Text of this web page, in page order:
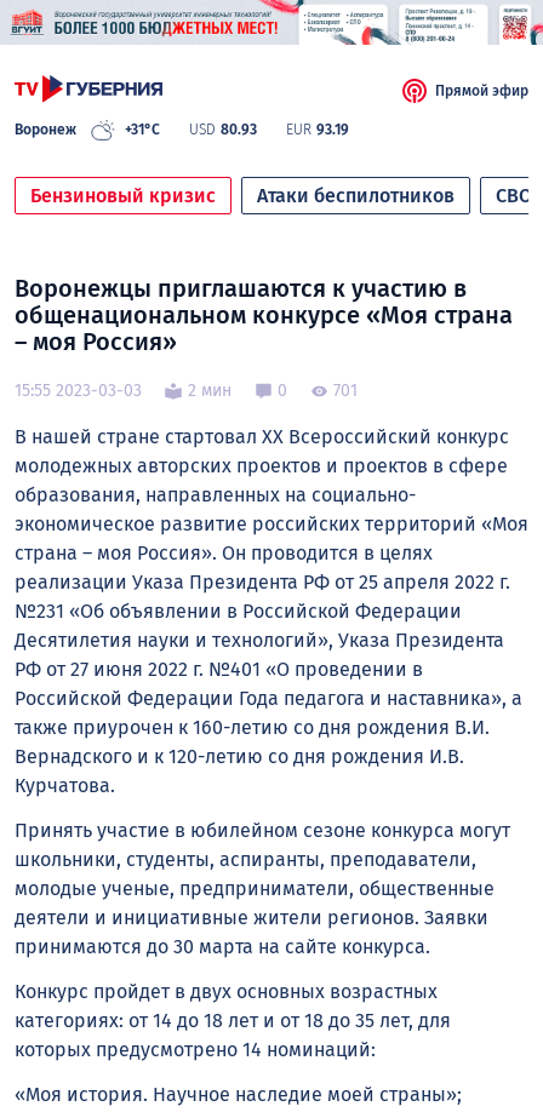
Воронеж +31°C USD 80.93 EUR 93.19
Прямой эфир
Бензиновый кризис Атаки беспилотников СВО
Воронежцы приглашаются к участию в
общенациональном конкурсе «Моя страна
– моя Россия»
15:55 2023-03-03 2 мин 0 701
В нашей стране стартовал XX Всероссийский конкурс
молодежных авторских проектов и проектов в сфере
образования, направленных на социально-
экономическое развитие российских территорий «Моя
страна – моя Россия». Он проводится в целях
реализации Указа Президента РФ от 25 апреля 2022 г.
№231 «Об объявлении в Российской Федерации
Десятилетия науки и технологий», Указа Президента
РФ от 27 июня 2022 г. №401 «О проведении в
Российской Федерации Года педагога и наставника», а
также приурочен к 160-летию со дня рождения В.И.
Вернадского и к 120-летию со дня рождения И.В.
Курчатова.
Принять участие в юбилейном сезоне конкурса могут
школьники, студенты, аспиранты, преподаватели,
молодые ученые, предприниматели, общественные
деятели и инициативные жители регионов. Заявки
принимаются до 30 марта на сайте конкурса.
Конкурс пройдет в двух основных возрастных
категориях: от 14 до 18 лет и от 18 до 35 лет, для
которых предусмотрено 14 номинаций:
«Моя история. Научное наследие моей страны»;